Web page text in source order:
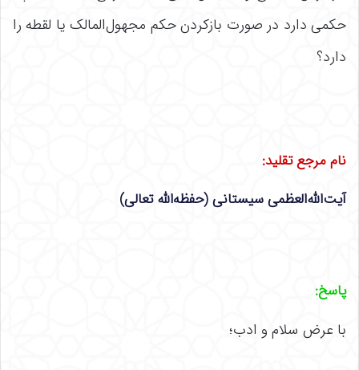
حکمی دارد در صورت بازکردن حکم مجهول‌المالک یا لقطه را
دارد؟
نام مرجع تقلید:
آیت‌الله‌العظمی سیستانی (حفظه‌الله تعالی)
پاسخ:
با عرض سلام و ادب؛